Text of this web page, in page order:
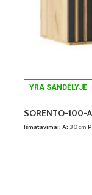
YRA SANDĖLYJE
SORENTO-100-
Išmatavimai: A: 30cm